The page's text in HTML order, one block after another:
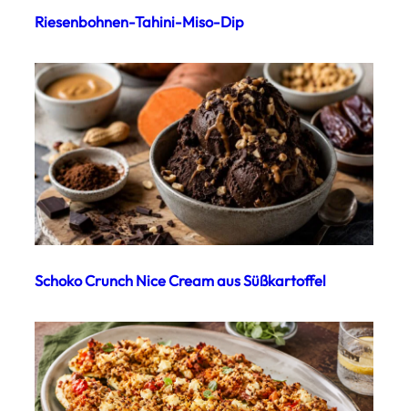
Riesenbohnen-Tahini-Miso-Dip
Schoko Crunch Nice Cream aus Süßkartoffel